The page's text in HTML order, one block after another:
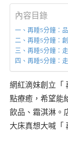
內容目錄
一、再睡5分鐘：
二、再睡5分鐘：
三、再睡5分鐘：
四、再睡5分鐘：
網紅滴妹創立「
點療癒，希望能
飲品、霜淇淋。
大床真想大喊「